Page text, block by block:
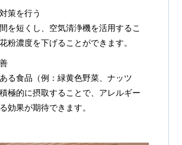
策を行う
を短くし、空気清浄機を活用するこ
粉濃度を下げることができます。
る食品（例：緑黄色野菜、ナッツ
極的に摂取することで、アレルギー
効果が期待できます。